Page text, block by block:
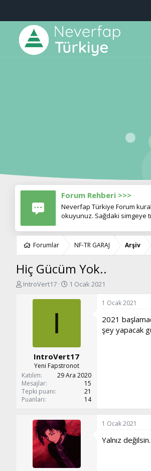
Forum Rehberi >>>
Neverfap Türkiye Forum
okuyunuz. Sağdaki simgeye
Forumlar NF-TR GARAJ Arşiv
Hiç Gücüm Yok..
K
a
t
a
n
IntroVert17
B
ş
ı
ç
t
a
1 Ocak 2021
I
IntroVert17
Yeni Fapstronot
Katılım
29 Ara 2020
Mesajlar
15
Tepki puanı
21
Puanları
14
1 Ocak 2021
2021
şey yapacak
1 Ocak 2021
Yalnız